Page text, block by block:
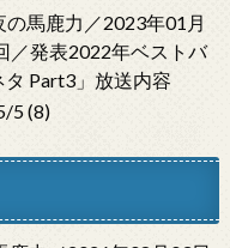
の馬鹿力／2023年01月
／発表2022年ベストバ
Part3」放送内容
5(8)